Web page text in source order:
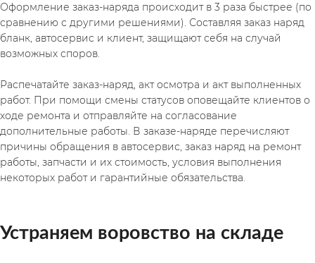
Оформление заказ-наряда происходит в 3 раза быстрее (по
сравнению с другими решениями). Составляя заказ наряд
бланк, автосервис и клиент, защищают себя на случай
возможных споров.
Распечатайте заказ-наряд, акт осмотра и акт выполненных
работ. При помощи смены статусов оповещайте клиентов о
ходе ремонта и отправляйте на согласование
дополнительные работы. В заказе-наряде перечисляют
причины обращения в автосервис, заказ наряд на ремонт
работы, запчасти и их стоимость, условия выполнения
некоторых работ и гарантийные обязательства.
Устраняем воровство на складе